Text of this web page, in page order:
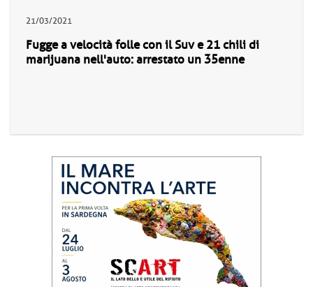
21/03/2021
Fugge a velocità folle con il Suv e 21 chili di
marijuana nell'auto: arrestato un 35enne